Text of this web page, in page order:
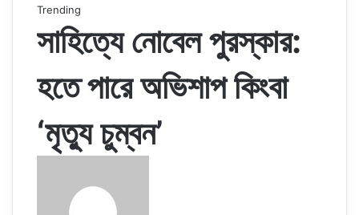
Trending
সাহিত্যে নোবেল পুরস্কার:
হতে পারে অভিশাপ কিংবা
‘মৃত্যু চুম্বন’